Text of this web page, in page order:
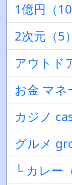
1億円（10
2次元（5）
アウトド
お金 マネ
カジノ
グルメ
└ カレー